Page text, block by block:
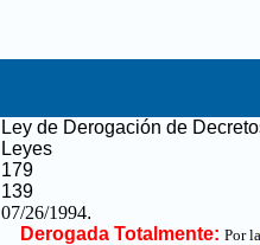
Ley de Derogación de
Leyes
179
139
07/26/1994.
Derogada Totalmente: Por la